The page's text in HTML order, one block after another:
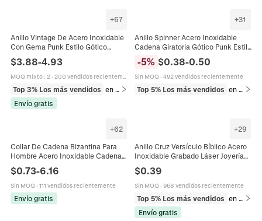
+67
Anillo Vintage De Acero Inoxidable
Con Gema Punk Estilo Gótico
Accesorio Bohemio
$3.88-4.93
MOQ mixto: 2· 200 vendidos recientemente
Top 3% Los más vendidos
Envío gratis
+31
Anillo Spinner Acero Inoxidable
Cadena Giratoria Gótico Punk Estilo
Hombre
-5% $0.38-0.50
Sin MOQ · 492 vendidos recientemente
Top 5% Los más vendidos
+62
Collar De Cadena Bizantina Para
Hombre Acero Inoxidable Cadena
Real Estilo Punk Dominine Joyería
Hebilla Cuadrada Simple
$0.73-6.16
Sin MOQ · 111 vendidos recientemente
Envío gratis
+29
Anillo Cruz Versículo Bíblico Acero
Inoxidable Grabado Láser Joyería
De Banda Religiosa Para Hombres
$0.39
Sin MOQ · 968 vendidos recientemente
Top 5% Los más vendidos
en Anillos
Envío gratis